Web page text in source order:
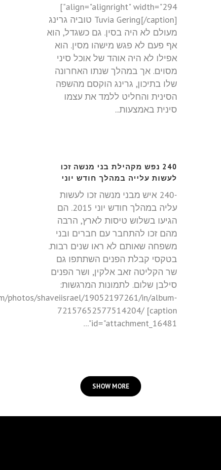
align="alignright" width="294"]
Tuvia Gering[/caption] טוביה גרינג
מעולם לא היה בסין. גם כשגדל, הוא
אף פעם לא פגש מישהו מסין. הוא
אפילו לא היה אוהד של אוכל סיני
מסוים. אך במהלך שנתו האחרונה
שלו בתיכון, גרינג הוקסם מהשפה
הסינית והחליט ללמד את עצמו
סינית באמצעות...
240 נפש מקהילת בני מנשה זכו
לעשות עלייה במהלך חודש יוני
-240 איש מבני מנשה זכו לעשות
עליה במהלך חודש יוני 2015. הם
הגיעו בשלוש טיסות לארץ, הרבה
מהם זכו להתחבר עם חברים ובני
משפחה שאותם לא ראו שנים רבות.
בטקסי קבלת הפנים השתתפו גם
שר הקליטה זאב אלקין, ושר הפנים
סילבן שלום. לתמונות המרגשות:
photos/shaveiisrael/19052197261/in/album-
72157652577514204/ [caption
id="attachment_16481"...
SHOW MORE